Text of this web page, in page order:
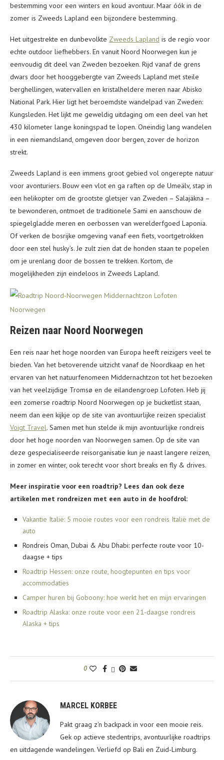
bestemming voor een winters en koud avontuur. Maar óók in de
zomer is Zweeds Lapland een bijzondere bestemming.
Het uitgestrekte en dunbevolkte Zweeds Lapland is de regio voor
echte outdoor liefhebbers. En vanuit Noord Noorwegen kun je
eenvoudig dit deel van Zweden bezoeken. Rijd vanaf de grens
dwars door het hooggebergte van Zweeds Lapland met steile
berghellingen, watervallen en kristalheldere meren naar Abisko
National Park. Hier ligt het beroemdste wandelpad van Zweden:
Kungsleden. Het lijkt me geweldig uitdaging om een deel van het
430 kilometer lange koningspad te lopen. Oneindig lang wandelen
in een niemandsland, omgeven door bergen, zover de horizon
strekt.
Zweeds Lapland is een immens groot gebied vol ongerepte natuur
voor avonturiers. Bouw een vlot en ga raften op de Umeälv, stap in
een helikopter om de grootste gletsjer van Zweden – Salajäkna –
te bewonderen, ontmoet de traditionele Sami en aanschouw de
spiegelgladde meren en oerbossen van werelderfgoed Laponia.
Of verken de bosrijke omgeving vanaf een fiets, voortgetrokken
door een stel husky’s. Je zult zien dat de honden staan te popelen
om je urenlang door de bossen te trekken. Kortom, de
mogelijkheden zijn eindeloos in Zweeds Lapland.
Reizen naar Noord Noorwegen
Een reis naar het hoge noorden van Europa heeft reizigers veel te
bieden. Van het betoverende uitzicht vanaf de Noordkaap en het
ervaren van het natuurfenomeen Middernachtzon tot het bezoeken
van het veelzijdige Tromsø en de eilandengroep Lofoten. Heb jij
een zomerse roadtrip Noord Noorwegen op je bucketlist staan,
neem dan een kijkje op de site van avontuurlijke reizen specialist
Voigt Travel. Samen met hun stelde ik mijn avontuurlijke rondreis
door het hoge noorden van Noorwegen samen. Op de site van
deze gespecialiseerde reisorganisatie kun je naast langere reizen,
in zomer en winter, ook terecht voor short breaks en fly & drives.
Meer inspiratie voor een roadtrip? Lees dan ook deze
artikelen met rondreizen met een auto in de hoofdrol:
Vakantie Italië: 5 mooie routes voor een rondreis Italië met de
auto
Rondreis Oman, Dubai & Abu Dhabi: perfecte route voor 10-
daagse + tips
Roadtrip Hessen: onze route, hoogtepunten en tips voor
accommodaties
Camper huren bij Goboony: hoe werkt het en mijn ervaringen
Roadtrip Alaska: onze route voor een 21-daagse rondreis
Alaska + tips
0
MARCEL KORBEE
Pakt graag z'n backpack in voor een mooie reis.
Gek op actieve stedentrips, avontuurlijke roadtrips
en uitdagende wandelingen. Verliefd op Bali en Zuid-Limburg.